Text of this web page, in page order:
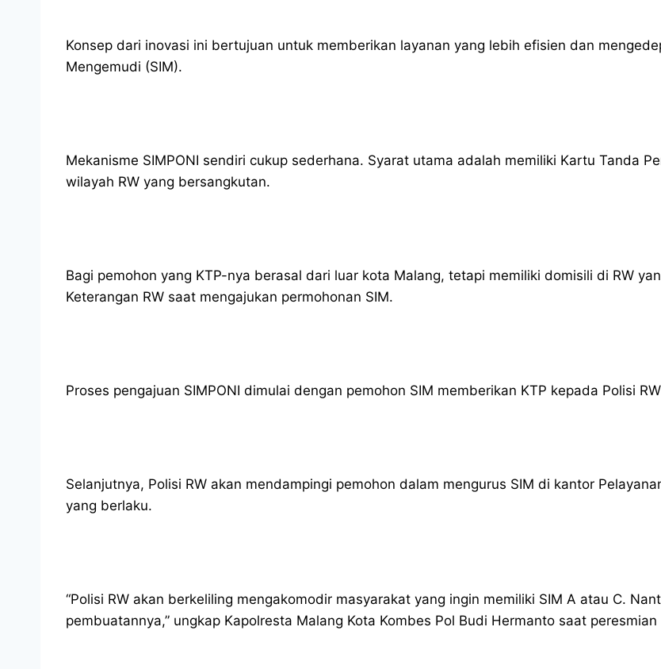
Konsep dari inovasi ini bertujuan untuk memberikan layanan yang lebih efisien dan
Mengemudi (SIM).
Mekanisme SIMPONI sendiri cukup sederhana. Syarat utama adalah memiliki Kartu Tanda
wilayah RW yang bersangkutan.
Bagi pemohon yang KTP-nya berasal dari luar kota Malang, tetapi memiliki domisili di RW
Keterangan RW saat mengajukan permohonan SIM.
Proses pengajuan SIMPONI dimulai dengan pemohon SIM memberikan KTP kepada Polisi
Selanjutnya, Polisi RW akan mendampingi pemohon dalam mengurus SIM di kantor
yang berlaku.
“Polisi RW akan berkeliling mengakomodir masyarakat yang ingin memiliki SIM A atau C.
pembuatannya,” ungkap Kapolresta Malang Kota Kombes Pol Budi Hermanto saat peresmian